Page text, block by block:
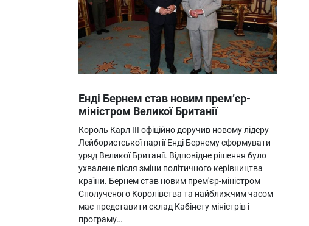
Енді Бернем став новим прем’єр-
міністром Великої Британії
Король Карл III офіційно доручив новому лідеру
Лейбористської партії Енді Бернему сформувати
уряд Великої Британії. Відповідне рішення було
ухвалене після зміни політичного керівництва
країни. Бернем став новим прем'єр-міністром
Сполученого Королівства та найближчим часом
має представити склад Кабінету міністрів і
програму…